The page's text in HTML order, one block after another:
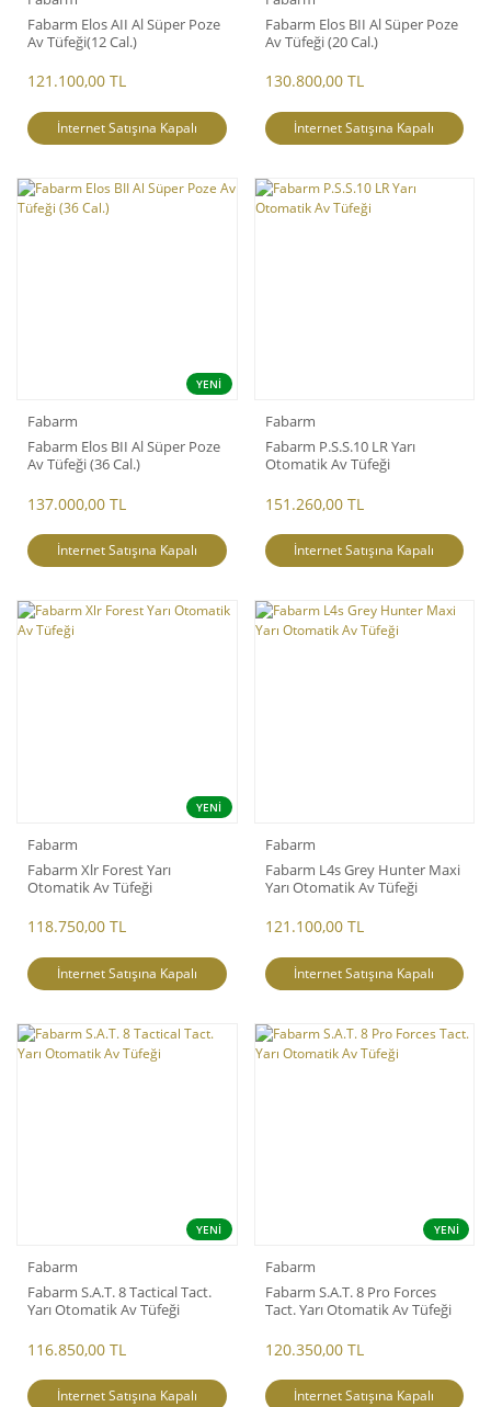
Fabarm Elos AII Al Süper Poze
Av Tüfeği(12 Cal.)
121.100,00 TL
İnternet Satışına Kapalı
Fabarm Elos BII Al Süper Poze
Av Tüfeği (20 Cal.)
130.800,00 TL
İnternet Satışına Kapalı
YENİ
Fabarm
Fabarm Elos BII Al Süper Poze
Av Tüfeği (36 Cal.)
137.000,00 TL
İnternet Satışına Kapalı
Fabarm
Fabarm P.S.S.10 LR Yarı
Otomatik Av Tüfeği
151.260,00 TL
İnternet Satışına Kapalı
YENİ
Fabarm
Fabarm Xlr Forest Yarı
Otomatik Av Tüfeği
118.750,00 TL
İnternet Satışına Kapalı
Fabarm
Fabarm L4s Grey Hunter Maxi
Yarı Otomatik Av Tüfeği
121.100,00 TL
İnternet Satışına Kapalı
YENİ
Fabarm
Fabarm S.A.T. 8 Tactical Tact.
Yarı Otomatik Av Tüfeği
116.850,00 TL
İnternet Satışına Kapalı
YENİ
Fabarm
Fabarm S.A.T. 8 Pro Forces
Tact. Yarı Otomatik Av Tüfeği
120.350,00 TL
İnternet Satışına Kapalı